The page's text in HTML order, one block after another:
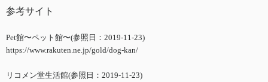
参考サイト
Pet館〜ペット館〜(参照日：2019-11-23)
https://www.rakuten.ne.jp/gold/dog-kan/
リコメン堂生活館(参照日：2019-11-23)